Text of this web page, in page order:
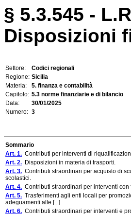
§ 5.3.545 -
Disposizioni
Settore:
Codici regionali
Regione: Sicilia
Materia:
5. finanza e contabilità
Capitolo: 5.3 norme finanziarie e di bilancio
Data:
30/01/2025
Numero: 3
Sommario
Art. 1. Contributi per interventi di
Art. 2. Disposizioni in materia di trasporti.
Art. 3. Contributi straordinari per acquisto di
scolastici.
Art. 4. Contributi straordinari per interventi
Art. 5. Trasferimenti agli enti locali per
adeguamenti alle [...]
Art. 6. Contributi straordinari per interventi e